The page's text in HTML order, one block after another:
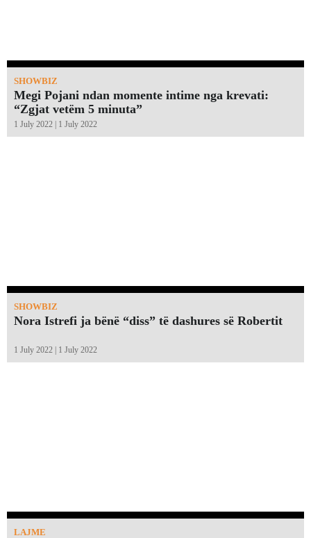
SHOWBIZ
Megi Pojani ndan momente intime nga krevati:
“Zgjat vetëm 5 minuta”￼
1 July 2022 | 1 July 2022
SHOWBIZ
Nora Istrefi ja bënë “diss” të dashures së Robertit
1 July 2022 | 1 July 2022
LAJME